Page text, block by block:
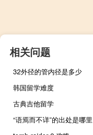
相关问题
32外径的管内径是多少
韩国留学难度
古典吉他留学
“语焉而不详”的出处是哪里